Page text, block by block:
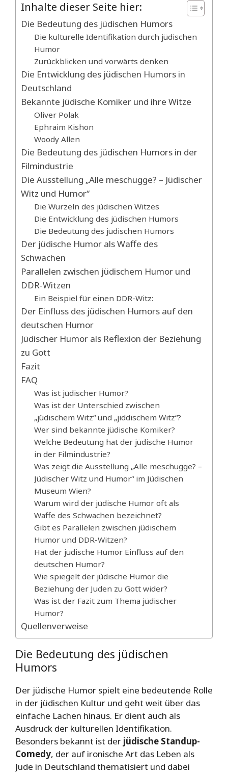
Inhalte dieser Seite hier:
Die Bedeutung des jüdischen Humors
Die kulturelle Identifikation durch jüdischen
Humor
Zurückblicken und vorwärts denken
Die Entwicklung des jüdischen Humors in
Deutschland
Bekannte jüdische Komiker und ihre Witze
Oliver Polak
Ephraim Kishon
Woody Allen
Die Bedeutung des jüdischen Humors in der
Filmindustrie
Die Ausstellung „Alle meschugge? – Jüdischer
Witz und Humor“
Die Wurzeln des jüdischen Witzes
Die Entwicklung des jüdischen Humors
Die Bedeutung des jüdischen Humors
Der jüdische Humor als Waffe des
Schwachen
Parallelen zwischen jüdischem Humor und
DDR-Witzen
Ein Beispiel für einen DDR-Witz:
Der Einfluss des jüdischen Humors auf den
deutschen Humor
Jüdischer Humor als Reflexion der Beziehung
zu Gott
Fazit
FAQ
Was ist jüdischer Humor?
Was ist der Unterschied zwischen
„jüdischem Witz“ und „jiddischem Witz“?
Wer sind bekannte jüdische Komiker?
Welche Bedeutung hat der jüdische Humor
in der Filmindustrie?
Was zeigt die Ausstellung „Alle meschugge? –
Jüdischer Witz und Humor“ im Jüdischen
Museum Wien?
Warum wird der jüdische Humor oft als
Waffe des Schwachen bezeichnet?
Gibt es Parallelen zwischen jüdischem
Humor und DDR-Witzen?
Hat der jüdische Humor Einfluss auf den
deutschen Humor?
Wie spiegelt der jüdische Humor die
Beziehung der Juden zu Gott wider?
Was ist der Fazit zum Thema jüdischer
Humor?
Quellenverweise
Die Bedeutung des jüdischen
Humors
Der jüdische Humor spielt eine bedeutende Rolle
in der jüdischen Kultur und geht weit über das
einfache Lachen hinaus. Er dient auch als
Ausdruck der kulturellen Identifikation.
Besonders bekannt ist der jüdische Standup-
Comedy, der auf ironische Art das Leben als
Jude in Deutschland thematisiert und dabei